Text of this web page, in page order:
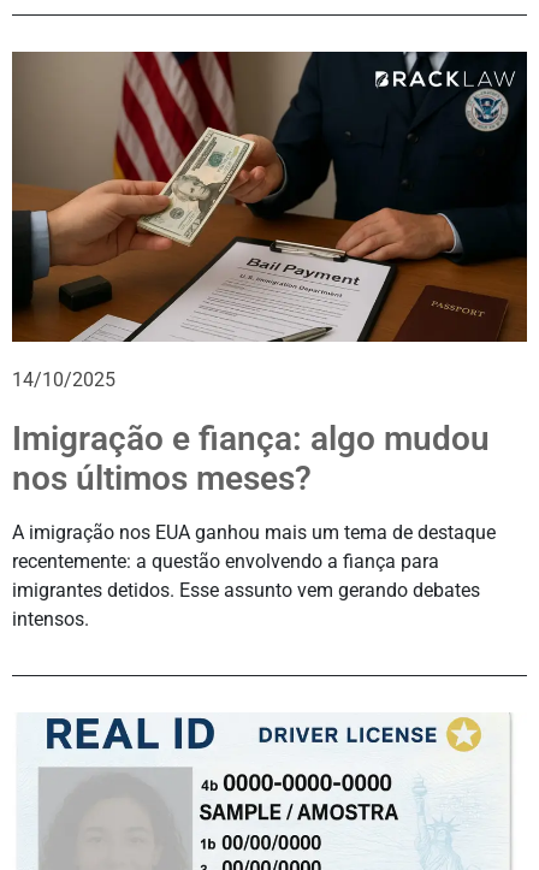
14/10/2025
Imigração e fiança: algo mudou
nos últimos meses?
A imigração nos EUA ganhou mais um tema de destaque
recentemente: a questão envolvendo a fiança para
imigrantes detidos. Esse assunto vem gerando debates
intensos.